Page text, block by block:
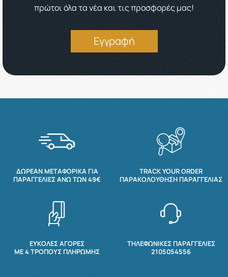
πρώτοι όλα τα νέα και τις προσφορές μας!
Εγγραφή
ΔΩΡΕΆΝ ΜΕΤΑΦΟΡΙΚΆ ΓΙΑ
ΠΑΡΑΓΓΕΛΊΕΣ ΆΝΩ ΤΩΝ 49€
TRACK YOUR ORDER
ΠΑΡΑΚΟΛΟΎΘΗΣΗ ΠΑΡΑΓΓΕΛΊΑΣ
ΕΥΚΟΛΕΣ ΑΓΟΡΕΣ
ΜΕ 4 ΤΡΌΠΟΥΣ ΠΛΗΡΩΜΉΣ
ΤΗΛΕΦΩΝΙΚΕΣ ΠΑΡΑΓΓΕΛΙΕΣ
2105054556